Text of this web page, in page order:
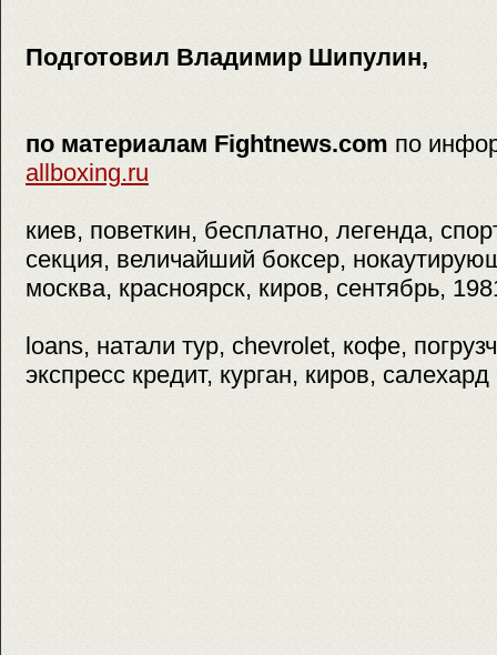
Подготовил Владимир Шипулин,
по материалам Fightnews.com по
allboxing.ru
киев, поветкин, бесплатно, легенда,
секция, величайший боксер,
москва, красноярск, киров, сентябрь,
loans, натали тур, chevrolet, кофе,
экспресс кредит, курган, киров, салехард